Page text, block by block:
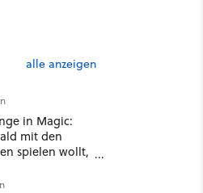
alle anzeigen
in Magic:
mit den
spielen wollt,
pauken